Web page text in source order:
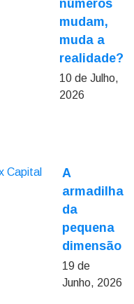
números
mudam,
muda a
realidade?
10 de Julho,
2026
A
armadilha
da
pequena
dimensão
19 de
Junho, 2026